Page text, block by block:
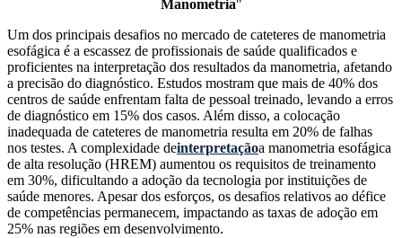
Manometria"
Um dos principais desafios no mercado de cateteres de manometria
esofágica é a escassez de profissionais de saúde qualificados e
proficientes na interpretação dos resultados da manometria, afetando
a precisão do diagnóstico. Estudos mostram que mais de 40% dos
centros de saúde enfrentam falta de pessoal treinado, levando a erros
de diagnóstico em 15% dos casos. Além disso, a colocação
inadequada de cateteres de manometria resulta em 20% de falhas
nos testes. A complexidade deinterpretaçãoa manometria esofágica
de alta resolução (HREM) aumentou os requisitos de treinamento
em 30%, dificultando a adoção da tecnologia por instituições de
saúde menores. Apesar dos esforços, os desafios relativos ao défice
de competências permanecem, impactando as taxas de adoção em
25% nas regiões em desenvolvimento.